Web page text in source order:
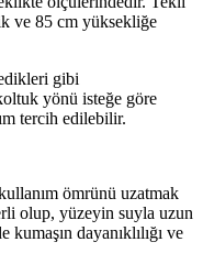
ve 85 cm yüksekliğe
gibi
yönü isteğe göre
tercih edilebilir.
ömrünü uzatmak
olup, yüzeyin suyla uzun
kumaşın dayanıklılığı ve